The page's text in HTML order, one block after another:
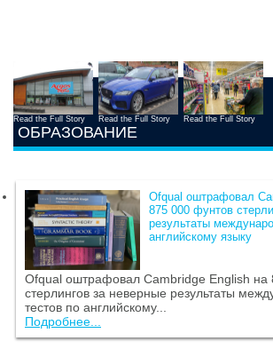
Read the Full Story Read the Full Story Read the Full Story
ОБРАЗОВАНИЕ
Ofqual оштрафовал
875 000 фунтов
результаты
английскому языку
Ofqual оштрафовал Cambridge English на
стерлингов за неверные результаты
тестов по английскому...
Подробнее...